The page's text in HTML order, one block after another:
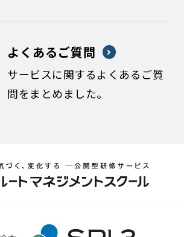
よくあるご質問
サービスに関するよくあるご質
問をまとめました。